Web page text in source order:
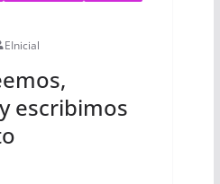
EInicial
escribimos